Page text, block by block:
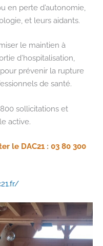
en perte d’autonomie,
et leurs aidants.
le maintien à
d’hospitalisation,
prévenir la rupture
de santé.
sollicitations et
active.
le DAC21 : 03 80 300